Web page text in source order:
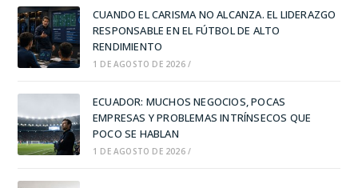
CUANDO EL CARISMA NO ALCANZA. EL LIDERAZGO
RESPONSABLE EN EL FÚTBOL DE ALTO
RENDIMIENTO
1 DE AGOSTO DE 2026 /
ECUADOR: MUCHOS NEGOCIOS, POCAS
EMPRESAS Y PROBLEMAS INTRÍNSECOS QUE
POCO SE HABLAN
1 DE AGOSTO DE 2026 /